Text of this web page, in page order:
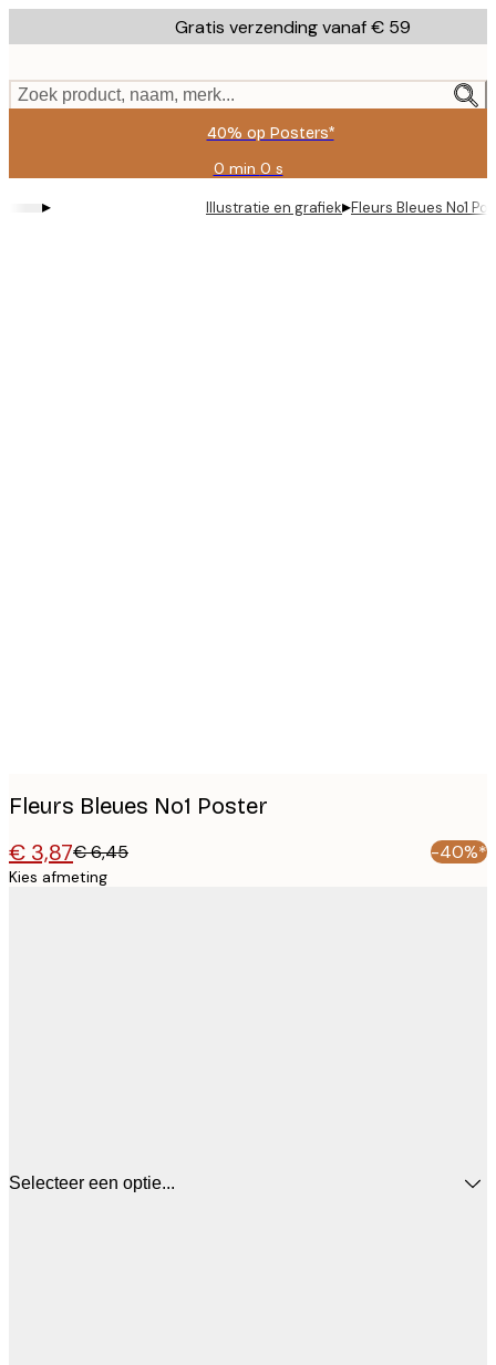
to
content.
Gratis verzending vanaf € 59
Zoek product, naam, merk...
40% op Posters*
0 min 0 s
Geldig
tot:
2026-
▸ Illustratie en grafiek▸Fleurs Bleues No1
Fleurs Bleues No1 Poster
€ 3,87€ 6,45 -40%*
Kies afmeting
Selecteer een optie...